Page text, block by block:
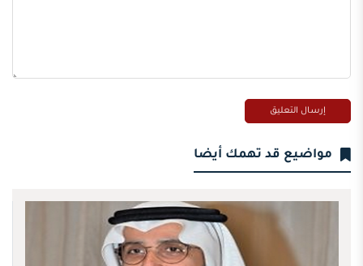
مواضيع قد تهمك أيضا